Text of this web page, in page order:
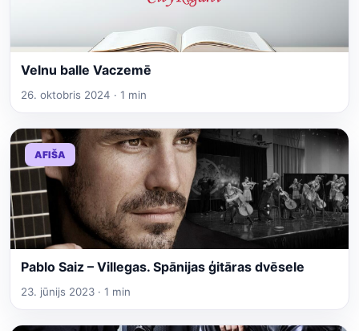
Velnu balle Vaczemē
26. oktobris 2024 · 1 min
AFIŠA
Pablo Saiz – Villegas. Spānijas ģitāras dvēsele
23. jūnijs 2023 · 1 min